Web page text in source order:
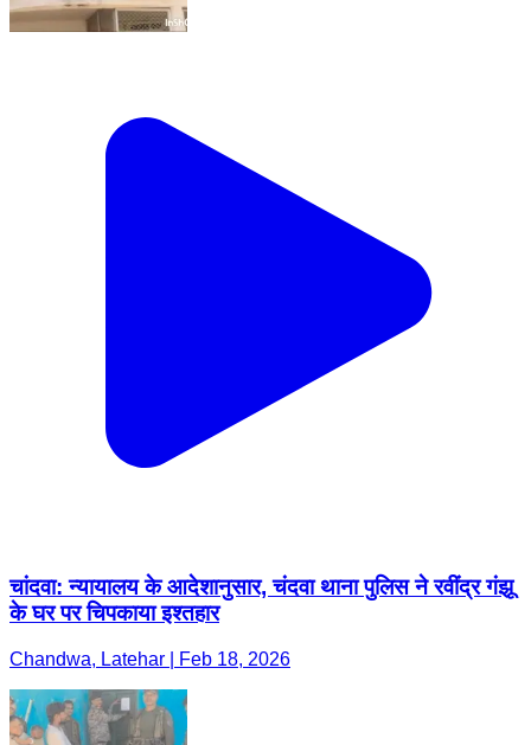
चांदवा: न्यायालय के आदेशानुसार, चंदवा थाना पुलिस ने रवींद्र गंझू
के घर पर चिपकाया इश्तहार
Chandwa, Latehar | Feb 18, 2026